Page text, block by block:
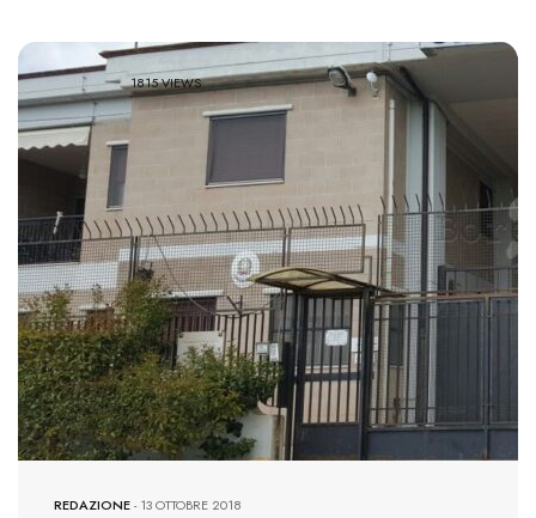
1815 VIEWS
REDAZIONE-13 OTTOBRE 2018